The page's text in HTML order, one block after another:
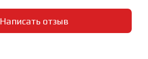
Написать отзыв